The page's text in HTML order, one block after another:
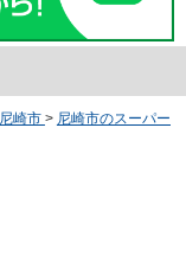
尼崎市 > 尼崎市のスーパー